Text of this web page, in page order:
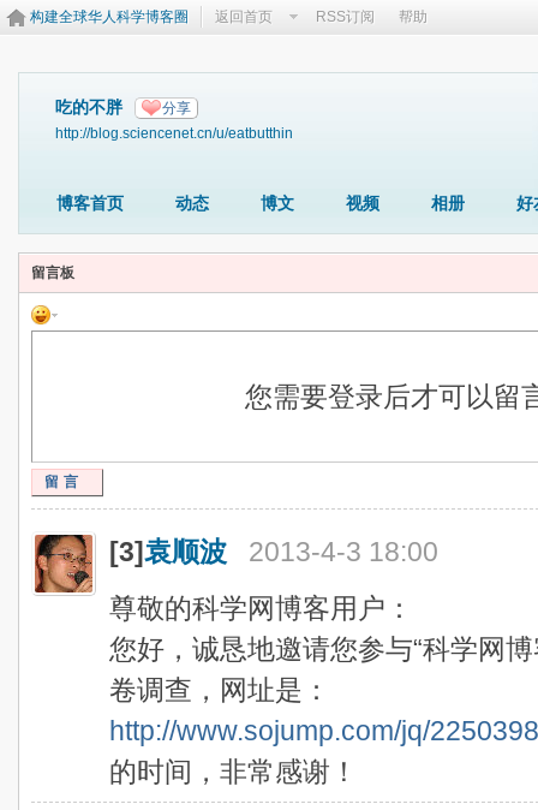
构建全球华人科学博客圈 返回首页 RSS订阅 帮助
吃的不胖 分享
http://blog.sciencenet.cn/u/eatbutthin
博客首页 动态 博文 视频 相册 好
留言板
您需要登录后才可以留
留言
[3]袁顺波
2013-4-3 18:00
尊敬的科学网博客用户：
您好，诚恳地邀请您参与“科学网
卷调查，网址是：
http://www.sojump.com/jq/
的时间，非常感谢！